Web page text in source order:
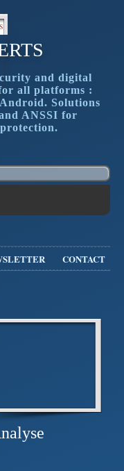
and digital
all platforms :
Solutions
ANSSI for
CONTACT